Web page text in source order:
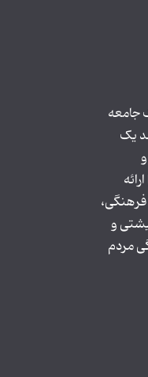
جامعه
یک
و
مردم